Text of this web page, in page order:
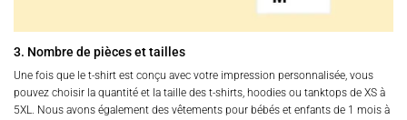
3. Nombre de pièces et tailles
Une fois que le t-shirt est conçu avec votre impression personnalisée, vous
pouvez choisir la quantité et la taille des t-shirts, hoodies ou tanktops de XS à
5XL. Nous avons également des vêtements pour bébés et enfants de 1 mois à